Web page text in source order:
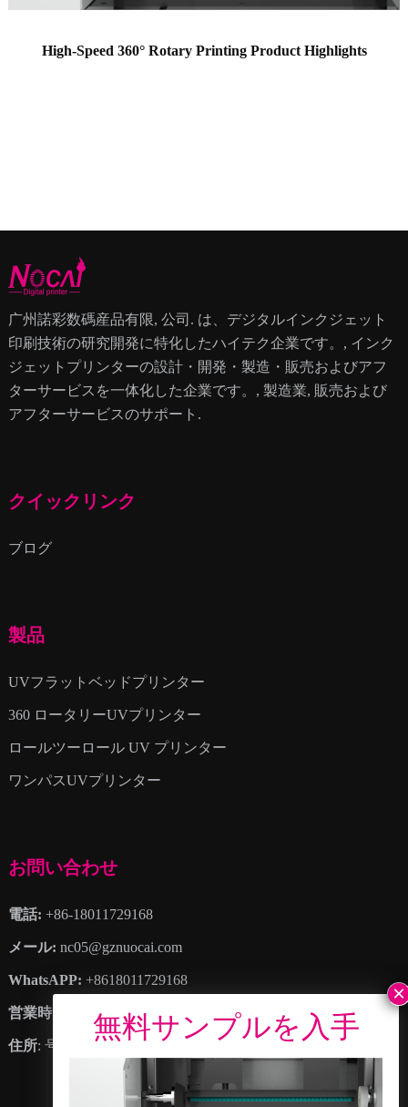
High-Speed 360° Rotary Printing Product Highlights
广州諾彩数碼産品有限, 公司. は、デジタルインクジェット
印刷技術の研究開発に特化したハイテク企業です。, インク
ジェットプリンターの設計・開発・製造・販売およびアフ
ターサービスを一体化した企業です。, 製造業, 販売および
アフターサービスのサポート.
クイックリンク
ブログ
製品
UVフラットベッドプリンター
360 ロータリーUVプリンター
ロールツーロール UV プリンター
ワンパスUVプリンター
お問い合わせ
電話: +86-18011729168
メール: nc05@gznuocai.com
WhatsAPP: +8618011729168
営業時間: 月曜日 – 土曜日 8:30午前 – 6:00午後
住所: 号. 28, 豪崗大道, 大崗鎮, 南沙区, 広州市, 広東省